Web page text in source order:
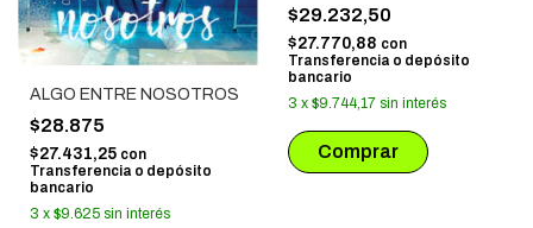
ALGO ENTRE NOSOTROS
$28.875
$27.431,25 con
Transferencia o depósito
bancario
3 x $9.625 sin interés
$29.232,50
$27.770,88 con
Transferencia o depósito
bancario
3 x $9.744,17 sin interés